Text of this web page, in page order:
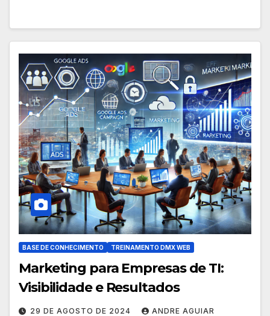
BASE DE CONHECIMENTO TREINAMENTO DMX WEB
Marketing para Empresas de TI:
Visibilidade e Resultados
29 DE AGOSTO DE 2024 ANDRE AGUIAR